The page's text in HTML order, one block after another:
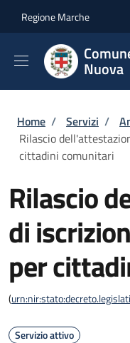
Regione Marche
Nuova
Briciole di
Home / Servizi /
Rilascio
cittadini comunitari
Rilascio
di
per
(
Servizio attivo